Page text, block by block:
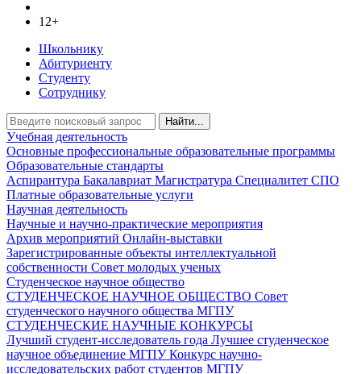
12+
Школьнику
Абитуриенту
Студенту
Сотруднику
Найти...
Учебная деятельность
Основные профессиональные образовательные программы
Образовательные стандарты
Аспирантура Бакалавриат Магистратура Специалитет СПО
Платные образовательные услуги
Научная деятельность
Научные и научно-практические мероприятия
Архив мероприятий Онлайн-выставки
Зарегистрированные объекты интеллектуальной
собственности Совет молодых ученых
Студенческое научное общество
СТУДЕНЧЕСКОЕ НАУЧНОЕ ОБЩЕСТВО Совет
студенческого научного общества МГПУ
СТУДЕНЧЕСКИЕ НАУЧНЫЕ КОНКУРСЫ
Лучший студент-исследователь года Лучшее студенческое
научное объединение МГПУКонкурс научно-
исследовательских работ студентов МГПУ